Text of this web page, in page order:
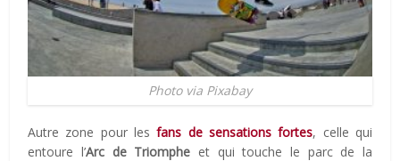
Photo via Pixabay
Autre zone pour lesfans de sensations fortes, celle qui
entoure l’Arc de Triomphe et qui touche le parc de la